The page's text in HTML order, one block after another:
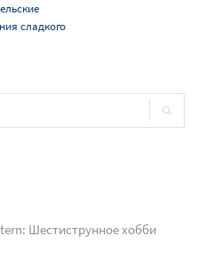
сладкого
Шестиструнное хобби